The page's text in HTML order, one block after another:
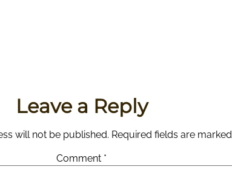
Leave a Reply
will not be published. Required fields are marked
Comment *